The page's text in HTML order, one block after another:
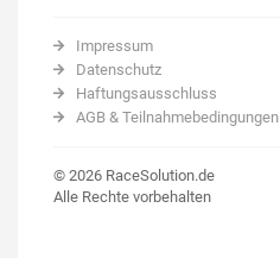
Impressum
Datenschutz
Haftungsausschluss
AGB & Teilnahmebedingungen
© 2026 RaceSolution.de
Alle Rechte vorbehalten